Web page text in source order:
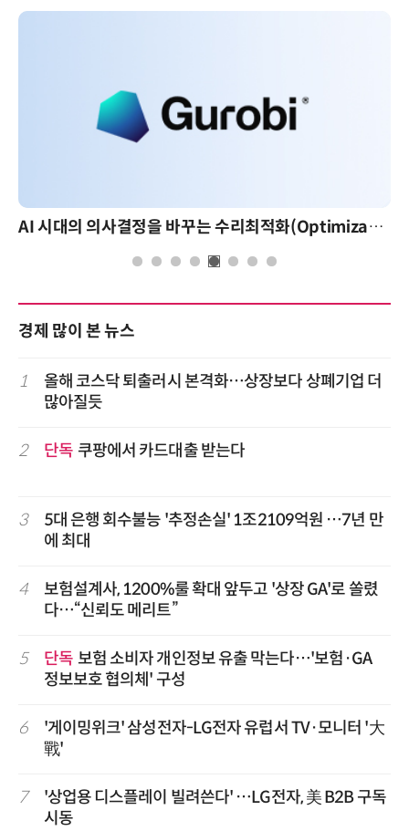
AI 시대의 의사결정을 바꾸는 수리최적화(Optimization): 실제 산업 적용 사례와 활용 전략
경제 많이 본 뉴스
1
올해 코스닥 퇴출러시 본격화…상장보다 상폐기업 더
많아질듯
2 단독 쿠팡에서 카드대출 받는다
3
5대 은행 회수불능 '추정손실' 1조2109억원 …7년 만
에 최대
4
보험설계사, 1200%룰 확대 앞두고 '상장 GA'로 쏠렸
다…“신뢰도 메리트”
5 단독 보험 소비자 개인정보 유출 막는다…'보험·GA
정보보호 협의체' 구성
6
'게이밍위크' 삼성전자-LG전자 유럽서 TV·모니터 '大
戰'
7
'상업용 디스플레이 빌려쓴다' …LG전자, 美 B2B 구독
시동